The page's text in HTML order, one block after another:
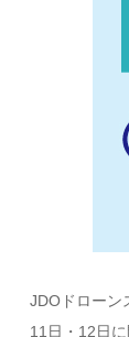
JDOドローン
11日・12日